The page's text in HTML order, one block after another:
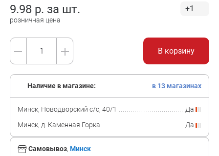
9.98 р. за шт.
розничная цена
+1
В корзину
Самовывоз, Минск
Наличие в магазине: в 13 магазинах
Минск, Новодворский с/с, 40/1
Да
Минск, д. Каменная Горка
Да